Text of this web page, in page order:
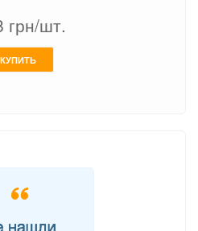
грн/шт.
КУПИТЬ